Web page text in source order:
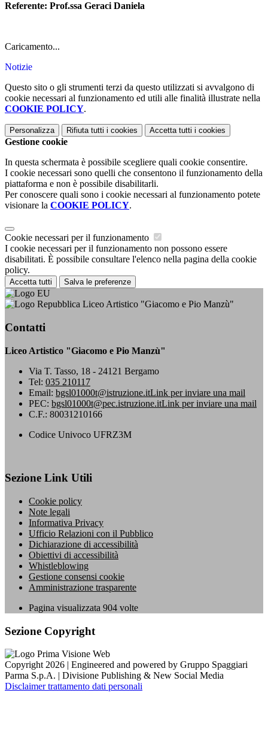
Referente: Prof.ssa Geraci Daniela
Caricamento...
Notizie
Questo sito o gli strumenti terzi da questo utilizzati si avvalgono di
cookie necessari al funzionamento ed utili alle finalità illustrate nella
COOKIE POLICY.
Personalizza Rifiuta tutti i cookies Accetta tutti i cookies
Gestione cookie
In questa schermata è possibile scegliere quali cookie consentire.
I cookie necessari sono quelli che consentono il funzionamento della
piattaforma e non è possibile disabilitarli.
Per conoscere quali sono i cookie necessari al funzionamento potete
visionare la COOKIE POLICY.
Cookie necessari per il funzionamento
I cookie necessari per il funzionamento non possono essere
disabilitati. È possibile consultare l'elenco nella pagina della cookie
policy.
Accetta tutti Salva le preferenze
Liceo Artistico "Giacomo e Pio Manzù"
Contatti
Liceo Artistico "Giacomo e Pio Manzù"
Via T. Tasso, 18 - 24121 Bergamo
Tel: 035 210117
Email: bgsl01000t@istruzione.itLink per inviare una mail
PEC: bgsl01000t@pec.istruzione.itLink per inviare una mail
C.F.: 80031210166
Codice Univoco UFRZ3M
Sezione Link Utili
Cookie policy
Note legali
Informativa Privacy
Ufficio Relazioni con il Pubblico
Dichiarazione di accessibilità
Obiettivi di accessibilità
Whistleblowing
Gestione consensi cookie
Amministrazione trasparente
Pagina visualizzata 904 volte
Sezione Copyright
Copyright 2026 | Engineered and powered by Gruppo Spaggiari
Parma S.p.A. | Divisione Publishing & New Social Media
Disclaimer trattamento dati personali